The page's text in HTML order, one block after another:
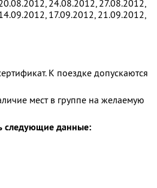
24.08.2012, 27.08.2012,
17.09.2012, 21.09.2012,
К поездке допускаются
мест в группе на желаемую
следующие данные: